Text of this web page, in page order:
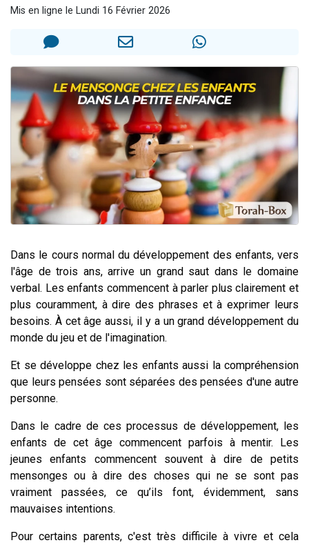
Il reste 49 places pour étudier en groupe sur Zoom
Eva vient de donner son Maasser
Mis en ligne le Lundi 16 Février 2026
Dans le cours normal du développement des enfants, vers
l'âge de trois ans, arrive un grand saut dans le domaine
verbal. Les enfants commencent à parler plus clairement et
plus couramment, à dire des phrases et à exprimer leurs
besoins. À cet âge aussi, il y a un grand développement du
monde du jeu et de l'imagination.
Et se développe chez les enfants aussi la compréhension
que leurs pensées sont séparées des pensées d'une autre
personne.
Dans le cadre de ces processus de développement, les
enfants de cet âge commencent parfois à mentir. Les
jeunes enfants commencent souvent à dire de petits
mensonges ou à dire des choses qui ne se sont pas
vraiment passées, ce qu’ils font, évidemment, sans
mauvaises intentions.
Pour certains parents, c'est très difficile à vivre et cela